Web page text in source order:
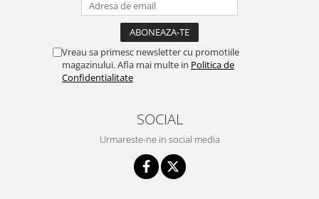
Vreau sa primesc newsletter cu promotiile
magazinului. Afla mai multe in Politica de
Confidentialitate
SOCIAL
Urmareste-ne in social media